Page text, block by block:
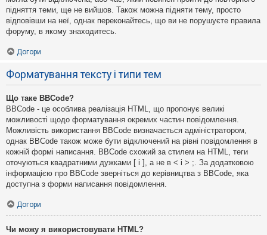
підняття теми, ще не вийшов. Також можна підняти тему, просто
відповівши на неї, однак переконайтесь, що ви не порушуєте правила
форуму, в якому знаходитесь.
Догори
Форматування тексту і типи тем
Що таке BBCode?
BBCode - це особлива реалізація HTML, що пропонує великі
можливості щодо форматування окремих частин повідомлення.
Можливість використання BBCode визначається адміністратором,
однак BBCode також може бути відключений на рівні повідомлення в
кожній формі написання. BBCode схожий за стилем на HTML, теги
оточуються квадратними дужками [ і ], а не в < і > ;. За додатковою
інформацією про BBCode зверніться до керівництва з BBCode, яка
доступна з форми написання повідомлення.
Догори
Чи можу я використовувати HTML?